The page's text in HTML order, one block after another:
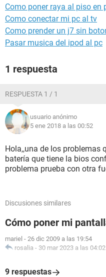
Como poner raya al piso en
Como conectar mi pc al tv
Como prender un j7 sin
Pasar musica del ipod al pc
1 respuesta
RESPUESTA 1 / 1
usuario anónimo
5 ene 2018 a las 00:52
Hola,,una de los problemas
batería que tiene la bios
problema prueba con otra
Discusiones similares
Cómo poner mi
mariel - 26 dic 2009 a las 19:54
rosalia - 30 mar 2023 a las 04:02
9 respuestas